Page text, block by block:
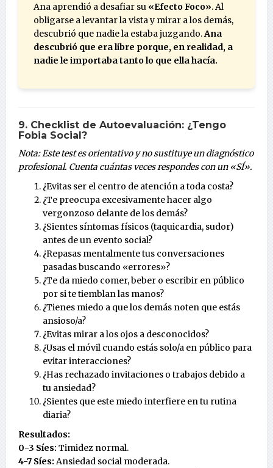
Ana aprendió a desafiar su «Efecto Foco». Al
obligarse a levantar la vista y mirar a los demás,
descubrió que nadie la estaba juzgando.Ana
descubrió que era libre porque, en realidad, a
nadie le importaba tanto lo que ella hacía.
9. Checklist de Autoevaluación: ¿Tengo
Fobia Social?
Nota: Este test es orientativo y no sustituye un diagnóstico
profesional. Cuenta cuántas veces respondes con un «SÍ».
¿Evitas ser el centro de atención a toda costa?
¿Te preocupa excesivamente hacer algo
vergonzoso delante de los demás?
¿Sientes síntomas físicos (taquicardia, sudor)
antes de un evento social?
¿Repasas mentalmente tus conversaciones
pasadas buscando «errores»?
¿Te da miedo comer, beber o escribir en público
por si te tiemblan las manos?
¿Tienes miedo a que los demás noten que estás
ansioso/a?
¿Evitas mirar a los ojos a desconocidos?
¿Usas el móvil cuando estás solo/a en público para
evitar interacciones?
¿Has rechazado invitaciones o trabajos debido a
tu ansiedad?
¿Sientes que este miedo interfiere en tu rutina
diaria?
Resultados:
0-3 Síes: Timidez normal.
4-7 Síes: Ansiedad social moderada.